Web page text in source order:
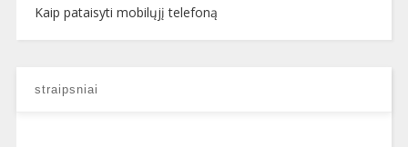
Kaip pataisyti mobilųjį telefoną
straipsniai